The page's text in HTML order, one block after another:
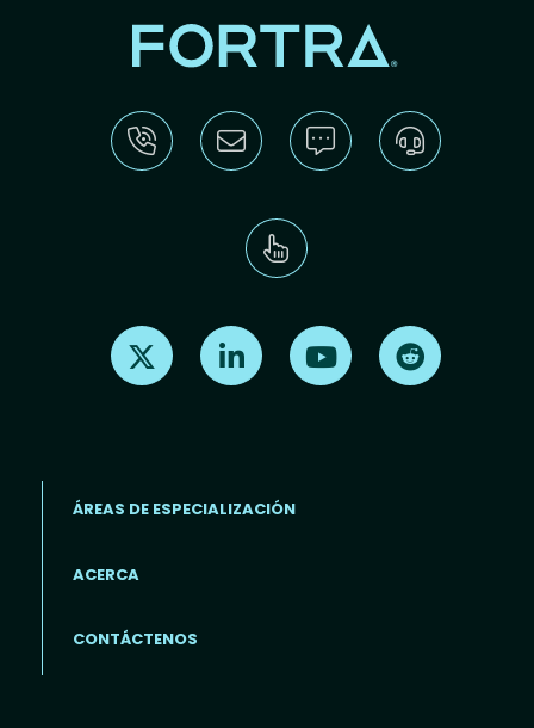
Find us on X Find us on LinkedInFind us on Youtube
Footer menu (ES)
ÁREAS DE ESPECIALIZACIÓN
ACERCA
CONTÁCTENOS